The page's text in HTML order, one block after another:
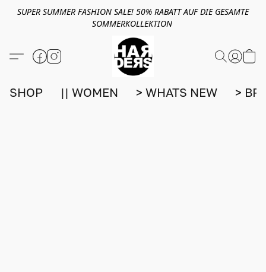
SUPER SUMMER FASHION SALE! 50% RABATT AUF DIE GESAMTE
SOMMERKOLLEKTION
SHOP || WOMEN > WHATS NEW >